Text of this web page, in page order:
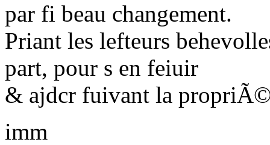
par fi beau changement.
Priant les lefteurs
part, pour s en feiuir
& ajdcr fuivant la
imm